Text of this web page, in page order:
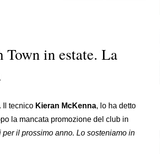
in estate. La
Il tecnico Kieran McKenna, lo ha detto
la mancata promozione del club in
il prossimo anno. Lo sosteniamo in